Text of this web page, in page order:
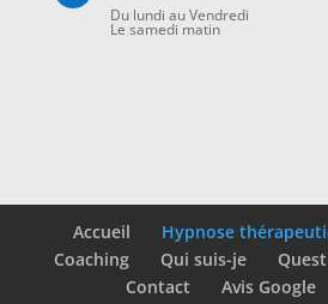
Du lundi au Vendredi
Le samedi matin
Accueil Hypnose
Coaching
Qui suis-je
Contact
Avis Google